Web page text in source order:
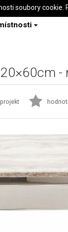
-
soubory cookie.